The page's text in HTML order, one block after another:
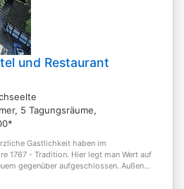
und Restaurant
5 Tagungsräume,
Gastlichkeit haben im
1767 - Tradition. Hier legt man Wert auf
gegenüber aufgeschlossen. Außen...